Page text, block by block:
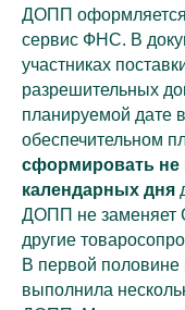
ДОПП оформляется
сервис ФНС. В
участниках
разрешительных
планируемой дате
обеспечительном
сформировать не
календарных дня
ДОПП не заменяет
другие
В первой
выполнила